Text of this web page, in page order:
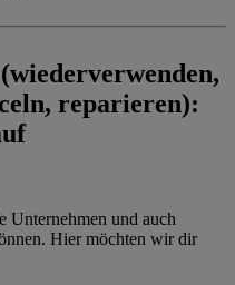
reparieren):
Unternehmen und auch
Hier möchten wir dir